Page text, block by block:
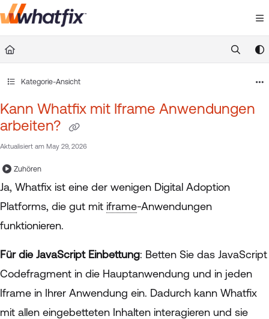
Documentation Index
Fetch the complete documentation index at:
https://
Kategorie-Ansicht
Kann Whatfix mit Iframe Anwendungen
arbeiten?
Aktualisiert am May 29, 2026
Zuhören
Ja, Whatfix ist eine der wenigen Digital Adoption
Platforms, die gut mit iframe-Anwendungen
funktionieren.
Für die JavaScript Einbettung: Betten Sie das JavaScript
Codefragment in die Hauptanwendung und in jeden
Iframe in Ihrer Anwendung ein. Dadurch kann Whatfix
mit allen eingebetteten Inhalten interagieren und sie